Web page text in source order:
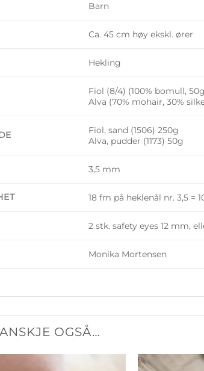
Barn
Ca. 45 cm høy ekskl. ører
Hekling
Fiol (8/4) (100% bomull,
Alva (70% mohair, 30%
Fiol, sand (1506) 250g
Alva, pudder (1173) 50g
3,5 mm
18 fm på heklenål nr. 3,5 =
2 stk. safety eyes 12 mm,
Monika Mortensen
OGSÅ…